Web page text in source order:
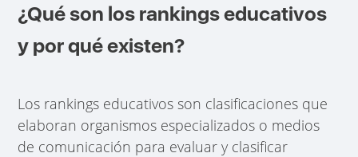
¿Qué son los rankings educativos
y por qué existen?
Los rankings educativos son clasificaciones que
elaboran organismos especializados o medios
de comunicación para evaluar y clasificar